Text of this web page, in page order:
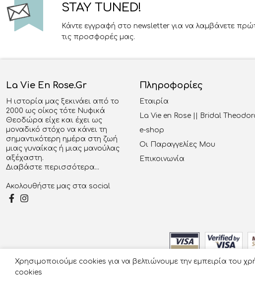
STAY TUNED!
Κάντε εγγραφή στο newsletter για να λαμβάνετε
τις προσφορές μας.
La Vie En Rose.gr
Η ιστορία μας ξεκινάει από το
2000 ως οίκος τότε Νυφικά
Θεοδώρα είχε και έχει ως
μοναδικό στόχο να κάνει τη
σημαντικότερη ημέρα στη ζωή
μιας γυναίκας ή μιας μανούλας
αξέχαστη.
Διαβάστε περισσότερα...
Ακολουθήστε μας στα social
Πληροφορίες
Εταιρία
La Vie en Rose || Bridal
e-shop
Οι Παραγγελίες Μου
Επικοινωνία
Χρησιμοποιούμε cookies για να βελτιώνουμε την εμπειρία του
cookies